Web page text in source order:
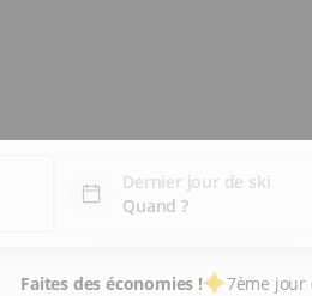
Dernier jour de ski
Faites des économies ! 7ème jour